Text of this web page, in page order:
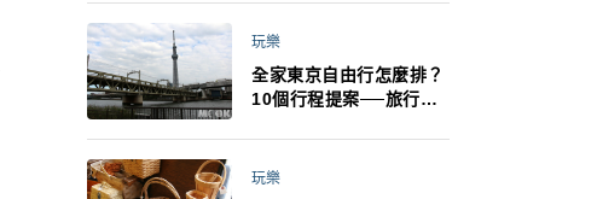
最高還罰百萬！注意事項
玩樂
全家東京自由行怎麼排？
10個行程提案──旅行不
法！
玩樂